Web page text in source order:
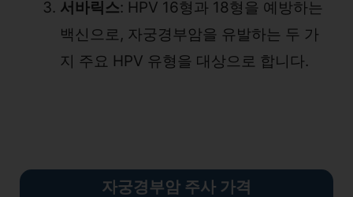
서바릭스: HPV 16형과 18형을 예방하는
백신으로, 자궁경부암을 유발하는 두 가
지 주요 HPV 유형을 대상으로 합니다.
자궁경부암 주사 가격